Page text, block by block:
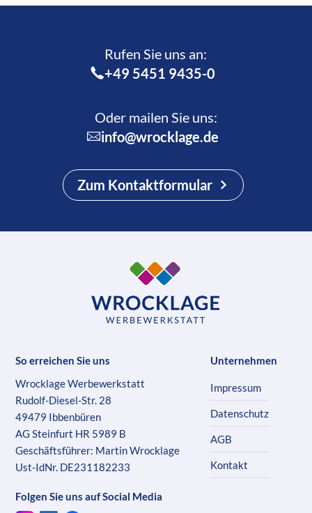
Rufen Sie uns an:­
+49 5451 9435-0
Oder mailen Sie uns:
info@wrocklage.de
Zum Kontaktformular
So erreichen Sie uns
Wrocklage Werbewerkstatt
Rudolf-Diesel-Str. 28
49479 Ibbenbüren
AG Steinfurt HR 5989 B
Geschäftsführer: Martin Wrocklage
Ust-IdNr. DE231182233
Folgen Sie uns auf Social Media
Unternehmen
Impressum
Datenschutz
AGB
Kontakt